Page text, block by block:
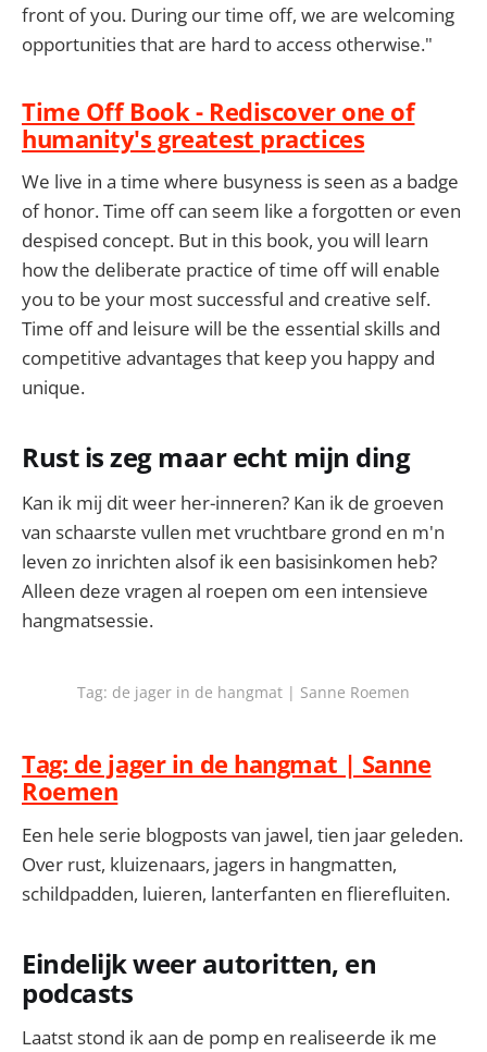
front of you. During our time off, we are welcoming
opportunities that are hard to access otherwise."
Time Off Book - Rediscover one of
humanity's greatest practices
We live in a time where busyness is seen as a badge
of honor. Time off can seem like a forgotten or even
despised concept. But in this book, you will learn
how the deliberate practice of time off will enable
you to be your most successful and creative self.
Time off and leisure will be the essential skills and
competitive advantages that keep you happy and
unique.
Rust is zeg maar echt mijn ding
Kan ik mij dit weer her-inneren? Kan ik de groeven
van schaarste vullen met vruchtbare grond en m'n
leven zo inrichten alsof ik een basisinkomen heb?
Alleen deze vragen al roepen om een intensieve
hangmatsessie.
Tag: de jager in de hangmat | Sanne Roemen
Tag: de jager in de hangmat | Sanne
Roemen
Een hele serie blogposts van jawel, tien jaar geleden.
Over rust, kluizenaars, jagers in hangmatten,
schildpadden, luieren, lanterfanten en flierefluiten.
Eindelijk weer autoritten, en
podcasts
Laatst stond ik aan de pomp en realiseerde ik me